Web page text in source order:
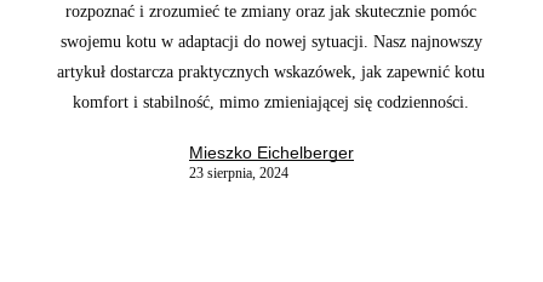
rozpoznać i zrozumieć te zmiany oraz jak skutecznie pomóc
swojemu kotu w adaptacji do nowej sytuacji. Nasz najnowszy
artykuł dostarcza praktycznych wskazówek, jak zapewnić kotu
komfort i stabilność, mimo zmieniającej się codzienności.
Mieszko Eichelberger
23 sierpnia, 2024